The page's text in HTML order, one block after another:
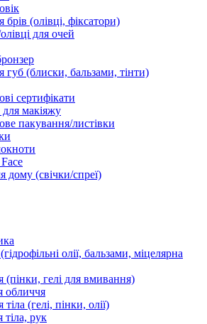
брів (олівці, фіксатори)
для очей
губ (блиски, бальзами, тінти)
сертифікати
макіяжу
пакування/листівки
дому (свічки/спреї)
олії, бальзами, міцелярна
гелі для вмивання)
обличчя
(гелі, пінки, олії)
рук